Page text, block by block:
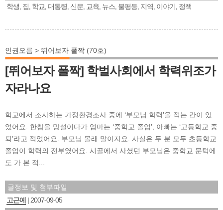
학생 집 학교 대통령 신문 교육 뉴스 불평등 지역 이야기 정책
인권오름 > 뛰어보자 폴짝 (70호)
[뛰어보자 폴짝] 학벌사회에서 학력위조가
자라나요
학교에서 조사하는 가정환경조사 중에 ‘부모님 학력’을 적는 칸이 있
었어요. 한참을 망설이다가 엄마는 ‘중학교 졸업’, 아빠는 ‘고등학교 중
퇴’라고 적었어요. 부모님 몰래 말이지요. 사실은 두 분 모두 초등학교
졸업이 학력의 전부였어요. 시골에서 사셨던 부모님은 중학교 문턱에
도 가 본 적...
글정보 및 첨부파일
고근예
2007-09-05